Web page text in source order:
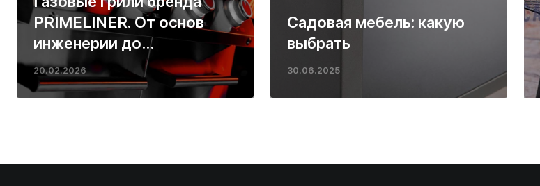
PRIMELINER. От основ
инженерии до
ресторанных стейков у
вас дома
20.02.2026
Садовая мебель: какую
выбрать
30.06.2025